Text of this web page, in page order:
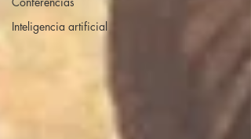
Inteligencia artificial